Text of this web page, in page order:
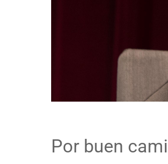
Por buen